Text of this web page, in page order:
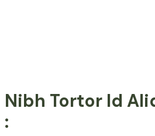
Nibh Tortor Id
: